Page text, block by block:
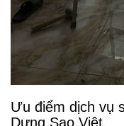
Ưu điểm dịch vụ
Dựng Sao Việt